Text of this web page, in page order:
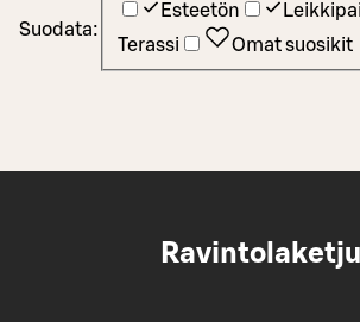
Suodata:
Esteetön
Terassi
Omat suosikit